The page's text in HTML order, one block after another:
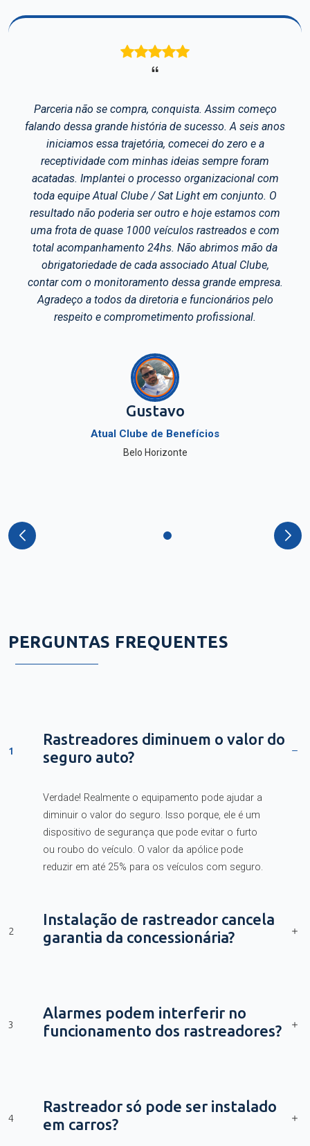
Avaliações de Clientes
começo
A seis anos
zero e a
foram
com
conjunto. O
estamos com
e com
mão da
Clube,
empresa.
pelo
Há tempos que nós utilizamos o
para controle das ações do
possuímos o bloqueio e
sistema RFID. Possuímos ainda
câmera frontal e a câmera de Baú
gerar um código de
contratante onde é possível que
carregamento, o transporte e o
sua mercadoria.
PERGUNTAS FREQUENTES
1
Rastreadores diminuem o valor do
seguro auto?
Verdade! Realmente o equipamento pode ajudar a
diminuir o valor do seguro. Isso porque, ele é um
dispositivo de segurança que pode evitar o furto
ou roubo do veículo. O valor da apólice pode
reduzir em até 25% para os veículos com seguro.
2
Instalação de rastreador cancela
garantia da concessionária?
3
Alarmes podem interferir no
funcionamento dos rastreadores?
4
Rastreador só pode ser instalado
em carros?